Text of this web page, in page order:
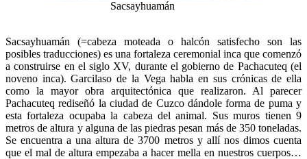
Sacsayhuamán
Sacsayhuamán (=cabeza moteada o halcón satisfecho son las
posibles traducciones) es una fortaleza ceremonial inca que comenzó
a construirse en el siglo XV, durante el gobierno de Pachacuteq (el
noveno inca). Garcilaso de la Vega habla en sus crónicas de ella
como la mayor obra arquitectónica que realizaron. Al parecer
Pachacuteq rediseñó la ciudad de Cuzco dándole forma de puma y
esta fortaleza ocupaba la cabeza del animal. Sus muros tienen 9
metros de altura y alguna de las piedras pesan más de 350 toneladas.
Se encuentra a una altura de 3700 metros y allí nos dimos cuenta
que el mal de altura empezaba a hacer mella en nuestros cuerpos…